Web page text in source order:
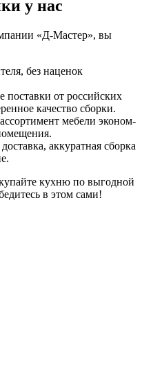
у нас
«Д-Мастер», вы
без наценок
поставки от российских
качество сборки.
мебели эконом-
аккуратная сборка
кухню по выгодной
в этом сами!